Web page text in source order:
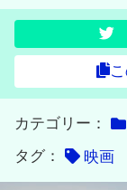
カテゴリー：
タグ：
映画